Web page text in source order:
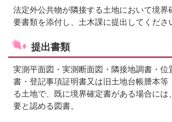
法定外公共物が隣接する土地において境
要書類を添付し、土木課に提出してくださ
提出書類
実測平面図・実測断面図・隣接地調書・
書・登記事項証明書又は旧土地台帳謄本
る土地で、既に境界確定書がある場合に
要と認める図書。